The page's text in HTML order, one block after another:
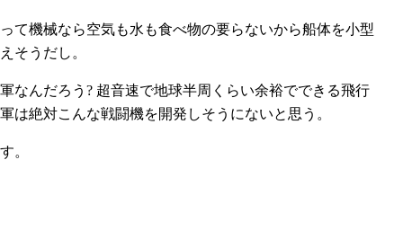
て機械なら空気も水も食べ物の要らないから船体を小型
そうだし。
なんだろう? 超音速で地球半周くらい余裕でできる飛行
絶対こんな戦闘機を開発しそうにないと思う。
。